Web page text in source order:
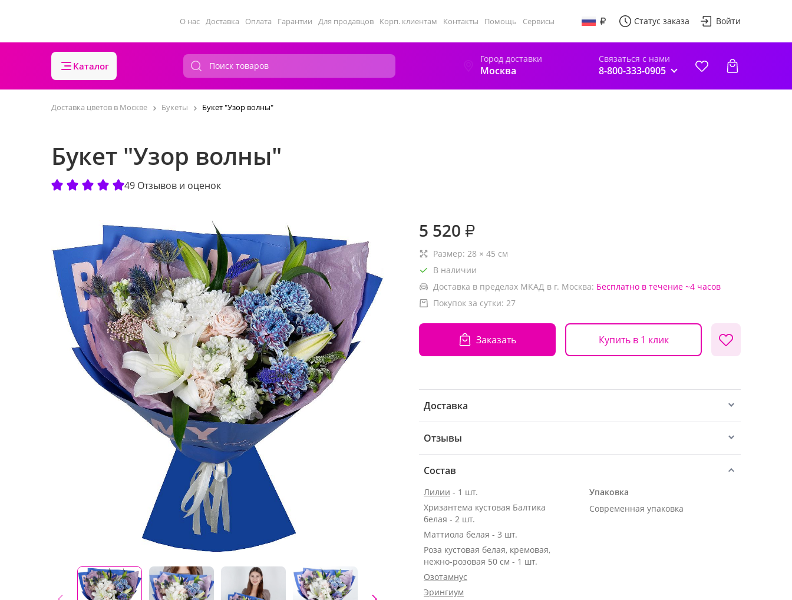
О нас Доставка Оплата Гарантии Для продавцов Корп. клиентам Контакты Помощь Сервисы Статус заказа Войти
Каталог
Город доставки
Москва
Связаться с нами
8-800-333-0905
Доставка цветов в Москве Букеты Букет "Узор волны"
Букет "Узор волны"
49 Отзывов и оценок
5 520 ₽
Размер: 28 × 45 см
В наличии
Доставка в пределах МКАД в г. Москва: Бесплатно в течение ~4 часов
Покупок за сутки: 27
Заказать Купить в 1 клик
Доставка
Отзывы
Состав
Лилии - 1 шт.
Хризантема кустовая Балтика
белая - 2 шт.
Маттиола белая - 3 шт.
Роза кустовая белая, кремовая,
нежно-розовая 50 см - 1 шт.
Озотамнус
Эрингиум
Упаковка
Современная упаковка